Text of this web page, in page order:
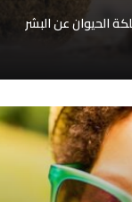
الحيوان عن البشر